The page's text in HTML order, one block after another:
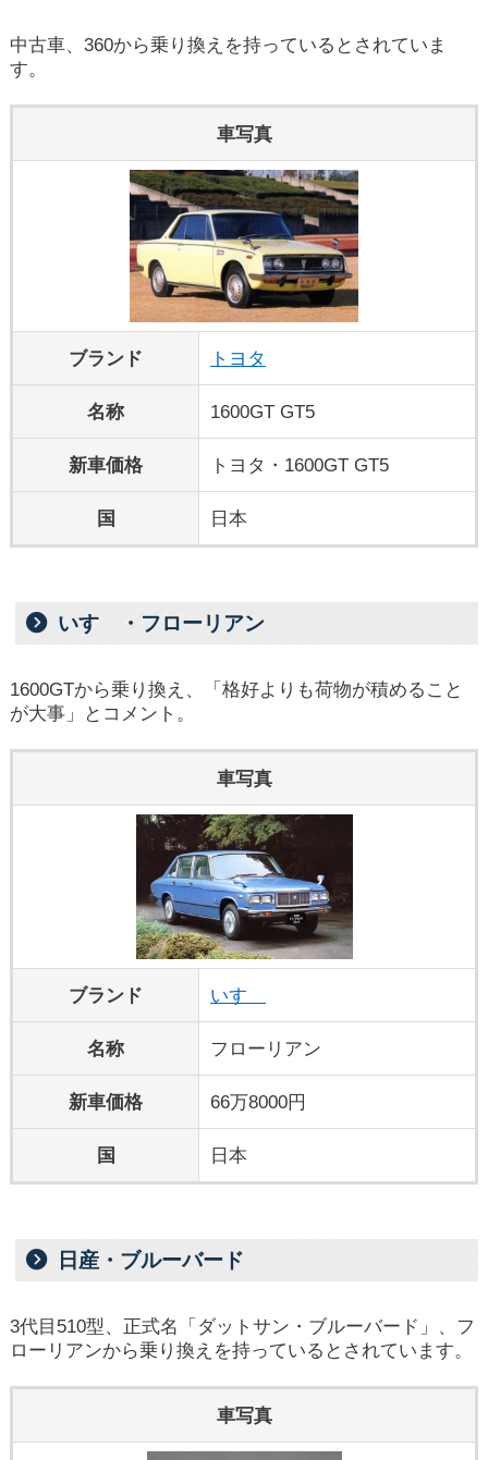
中古車、360から乗り換えを持っているとされていま
す。
車写真
ブランド トヨタ
名称 1600GT GT5
新車価格 トヨタ・1600GT GT5
国 日本
いすゞ・フローリアン
1600GTから乗り換え、「格好よりも荷物が積めること
が大事」とコメント。
車写真
ブランド いすゞ
名称 フローリアン
新車価格 66万8000円
国 日本
日産・ブルーバード
3代目510型、正式名「ダットサン・ブルーバード」、フ
ローリアンから乗り換えを持っているとされています。
車写真